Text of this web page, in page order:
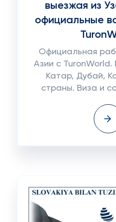
выезжая из
официальные
Официальная
Азии с TuronWorld.
Катар, Дубай,
страны. Виза и